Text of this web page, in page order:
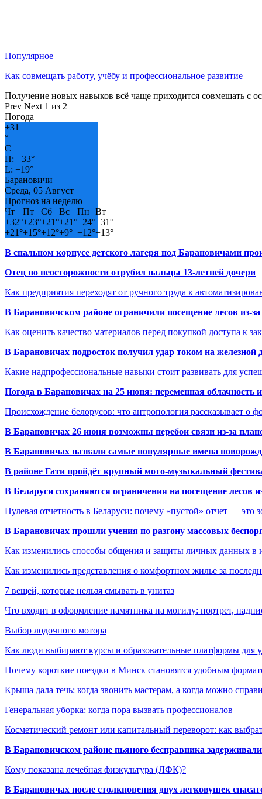
Популярное
Как совмещать работу, учёбу и профессиональное развитие
Получение новых навыков всё чаще приходится совмещать с
Prev Next 1 из 2
Погода
+31
°
C
H: +33°
L: +19°
Барановичи
Среда, 05 Август
Прогноз на неделю
Чт
Пт Сб Вс Пн
Вт
+32°+23°+21°+21°+24°+31°
+21°+15°+12°+9° +12°+13°
В спальном корпусе детского лагеря под Барановичами
Отец по неосторожности отрубил пальцы 13-летней дочери
Как предприятия переходят от ручного труда к
В Барановичском районе ограничили посещение лесов из-
Как оценить качество материалов перед покупкой доступа к
В Барановичах подросток получил удар током на железной
Какие надпрофессиональные навыки стоит развивать для
Погода в Барановичах на 25 июня: переменная облачность
Происхождение белорусов: что антропология рассказывает о
В Барановичах 26 июня возможны перебои связи из-за
В Барановичах назвали самые популярные имена
В районе Гати пройдёт крупный мото-музыкальный
В Беларуси сохраняются ограничения на посещение лесов
Нулевая отчетность в Беларуси: почему «пустой» отчет — это
В Барановичах прошли учения по разгону массовых
Как изменились способы общения и защиты личных данных в
Как изменились представления о комфортном жилье за
7 вещей, которые нельзя смывать в унитаз
Что входит в оформление памятника на могилу: портрет,
Выбор лодочного мотора
Как люди выбирают курсы и образовательные платформы для
Почему короткие поездки в Минск становятся удобным
Крыша дала течь: когда звонить мастерам, а когда можно
Генеральная уборка: когда пора вызвать профессионалов
Косметический ремонт или капитальный переворот: как
В Барановичском районе пьяного бесправника задерживали
Кому показана лечебная физкультура (ЛФК)?
В Барановичах после столкновения двух легковушек